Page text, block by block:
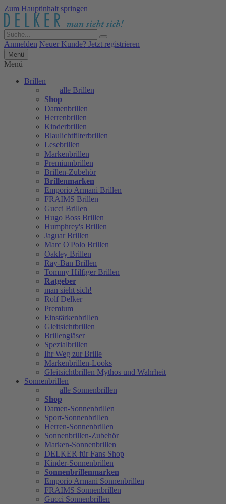
Zum Hauptinhalt springen
Anmelden Neuer Kunde? Jetzt registrieren
Menü
Menü
Brillen
alle Brillen
Shop
Damenbrillen
Herrenbrillen
Kinderbrillen
Blaulichtfilterbrillen
Lesebrillen
Markenbrillen
Premiumbrillen
Brillen-Zubehör
Brillenmarken
Emporio Armani Brillen
FRAIMS Brillen
Gucci Brillen
Hugo Boss Brillen
Humphrey's Brillen
Jaguar Brillen
Marc O'Polo Brillen
Oakley Brillen
Ray-Ban Brillen
Tommy Hilfiger Brillen
Ratgeber
man sieht sich!
Rolf Delker
Premium
Einstärkenbrillen
Gleitsichtbrillen
Brillengläser
Spezialbrillen
Ihr Weg zur Brille
Markenbrillen-Looks
Gleitsichtbrillen Mythos und Wahrheit
Sonnenbrillen
alle Sonnenbrillen
Shop
Damen-Sonnenbrillen
Sport-Sonnenbrillen
Herren-Sonnenbrillen
Sonnenbrillen-Zubehör
Marken-Sonnenbrillen
DELKER für Fans Shop
Kinder-Sonnenbrillen
Sonnenbrillenmarken
Emporio Armani Sonnenbrillen
FRAIMS Sonnenbrillen
Gucci Sonnenbrillen